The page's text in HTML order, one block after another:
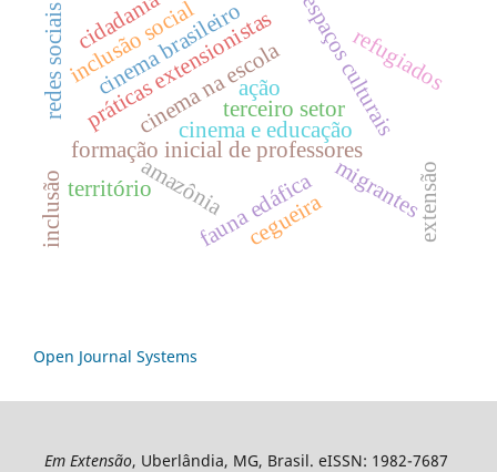
espaços culturais
formação inicial de professores
práticas extensionistas
amazôniafauna edáfica
cinema e educação
cinema na escola
cinema brasileiro
terceiro setor
território
refugiados
migrantes
cegueira
inclusão social
ação
cidadania
inclusão extensão
redes sociais
Open Journal Systems
Em Extensão, Uberlândia, MG, Brasil. eISSN: 1982-7687